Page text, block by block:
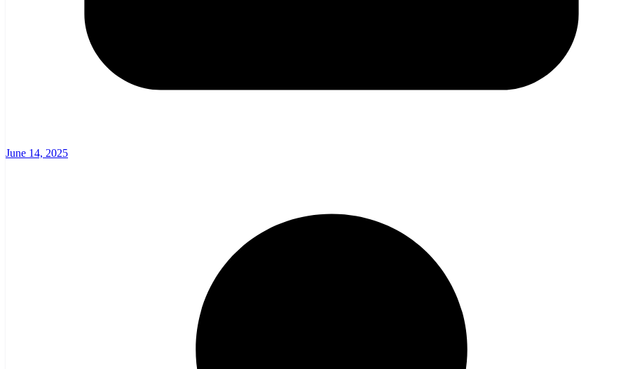
June 14, 2025